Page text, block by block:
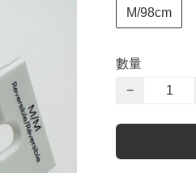
M/98cm
數量
−